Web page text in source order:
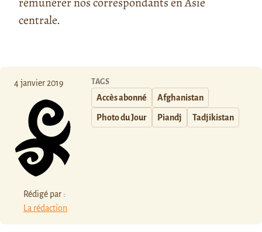
centrale.
4 janvier 2019
Rédigé par :
La rédaction
TAGS
Accès abonné Afghanistan
Photo du Jour Piandj Tadjikistan